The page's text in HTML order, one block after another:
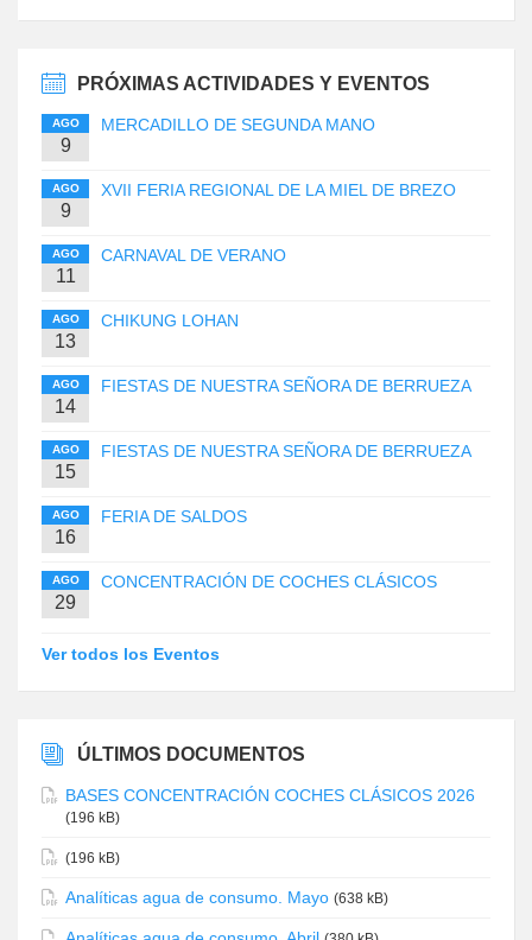
PRÓXIMAS ACTIVIDADES Y EVENTOS
AGO
9
MERCADILLO DE SEGUNDA MANO
AGO
9
XVII FERIA REGIONAL DE LA MIEL DE BREZO
AGO
11
CARNAVAL DE VERANO
AGO
13
CHIKUNG LOHAN
AGO
14
FIESTAS DE NUESTRA SEÑORA DE BERRUEZA
AGO
15
FIESTAS DE NUESTRA SEÑORA DE BERRUEZA
AGO
16
FERIA DE SALDOS
AGO
29
CONCENTRACIÓN DE COCHES CLÁSICOS
Ver todos los Eventos
ÚLTIMOS DOCUMENTOS
BASES CONCENTRACIÓN COCHES CLÁSICOS 2026
(196 kB)
(196 kB)
Analíticas agua de consumo. Mayo (638 kB)